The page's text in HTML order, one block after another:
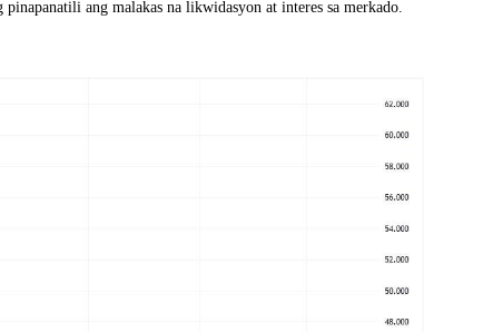
pinapanatili ang malakas na likwidasyon at interes sa merkado.